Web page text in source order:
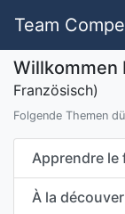
Team
Willkommen
Französisch)
Folgende Themen
Apprendre le
À la